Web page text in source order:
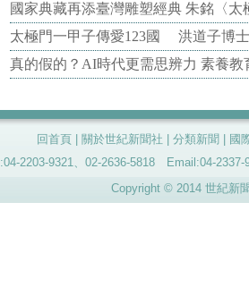
國家典藏再添臺灣雕塑經典 朱銘〈
太極門一甲子傳愛123國 洪道子博
真的假的？AI時代更需思辨力 素養
回首頁 關於世紀新聞社 分類新聞
國
2203-9321、02-2636-5818 Email:04-
Copyright © 2014 世紀新